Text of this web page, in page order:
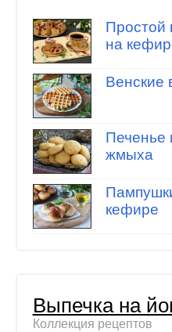
Простой
на
Печенье
жмыха
кефире
Выпечка на
Коллекция рецептов